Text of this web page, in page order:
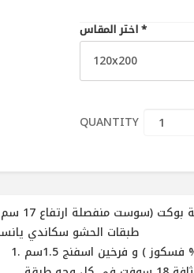
اختر المقاس*
QUANTITY :
(سوست منفصلة ارتفاع 17 سم )
طبقات الحشو سكاندي
قماش دبل نت(420 جرام (60 % بوليستر ) (15% فسكوز ) و فرخين اسفنج 1.5سم